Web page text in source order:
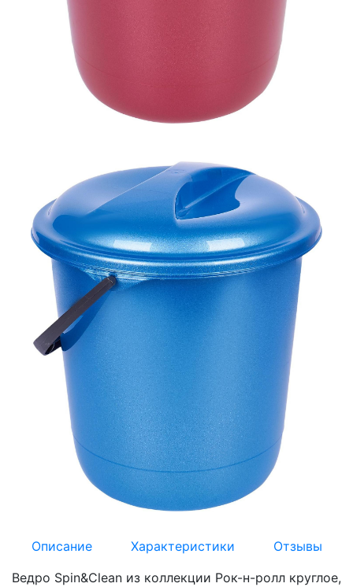
Описание Характеристики
Отзывы
Ведро Spin&Clean из коллекции Рок-н-ролл круглое,